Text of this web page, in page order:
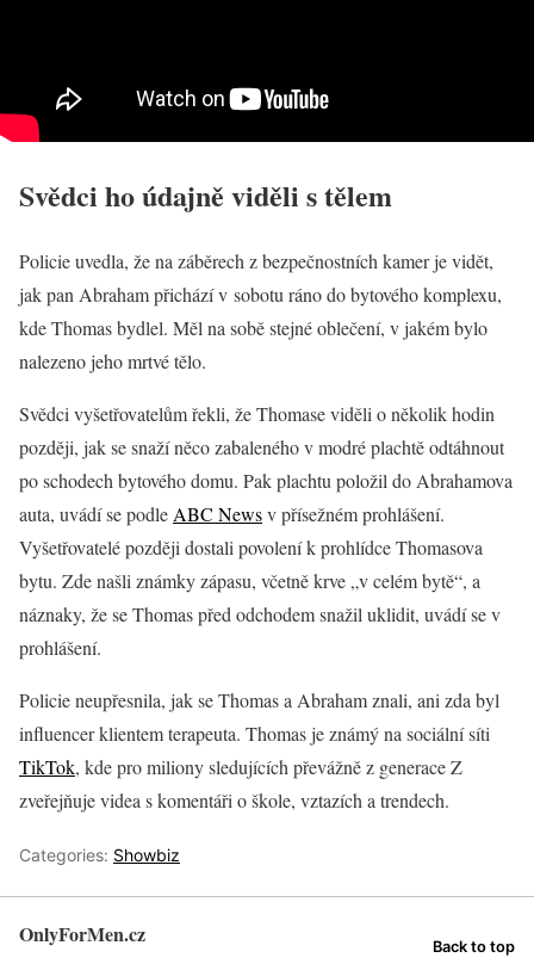
Svědci ho údajně viděli s tělem
Policie uvedla, že na záběrech z bezpečnostních kamer je vidět,
jak pan Abraham přichází v sobotu ráno do bytového komplexu,
kde Thomas bydlel. Měl na sobě stejné oblečení, v jakém bylo
nalezeno jeho mrtvé tělo.
Svědci vyšetřovatelům řekli, že Thomase viděli o několik hodin
později, jak se snaží něco zabaleného v modré plachtě odtáhnout
po schodech bytového domu. Pak plachtu položil do Abrahamova
auta, uvádí se podleABC Newsv přísežném prohlášení.
Vyšetřovatelé později dostali povolení k prohlídce Thomasova
bytu. Zde našli známky zápasu, včetně krve „v celém bytě“, a
náznaky, že se Thomas před odchodem snažil uklidit, uvádí se v
prohlášení.
Policie neupřesnila, jak se Thomas a Abraham znali, ani zda byl
influencer klientem terapeuta. Thomas je známý na sociální síti
TikTok, kde pro miliony sledujících převážně z generace Z
zveřejňuje videa s komentáři o škole, vztazích a trendech.
Categories: Showbiz
OnlyForMen.cz Back to top